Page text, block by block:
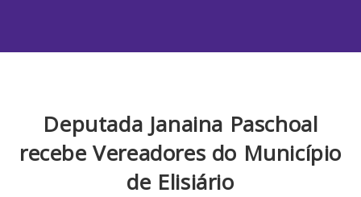
Deputada Janaina Paschoal
recebe Vereadores do Município
de Elisiário